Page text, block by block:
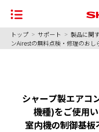
トップ > サポート > 製品に関
ンAirestの無料点検・修理のおし
シャープ製エアコ
機種)をご使用
室内機の制御基